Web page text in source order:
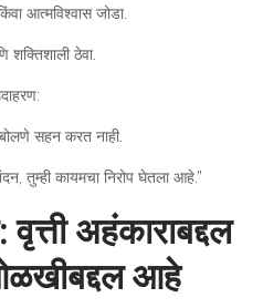
आत्मविश्वास जोडा.
शक्तिशाली ठेवा.
सहन करत नाही.
तुम्ही कायमचा निरोप घेतला आहे.”
अहंकाराबद्दल
आहे